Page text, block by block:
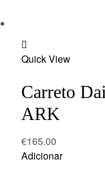
to
Quick View
Carreto
ARK
€165.00
Adicionar